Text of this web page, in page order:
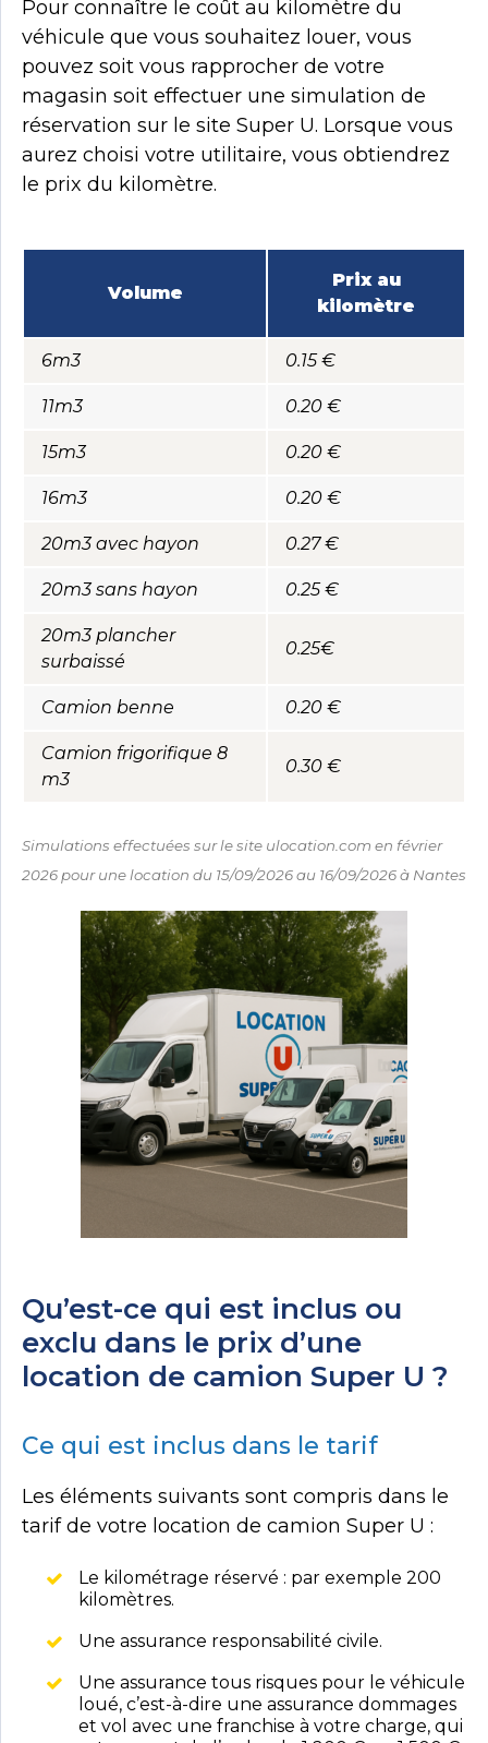
Pour connaître le coût au kilomètre du
véhicule que vous souhaitez louer, vous
pouvez soit vous rapprocher de votre
magasin soit effectuer une simulation de
réservation sur le site Super U. Lorsque vous
aurez choisi votre utilitaire, vous obtiendrez
le prix du kilomètre.
Volume
Prix au
kilomètre
6m3 0.15 €
11m3 0.20 €
15m3 0.20 €
16m3 0.20 €
20m3 avec hayon 0.27 €
20m3 sans hayon 0.25 €
20m3 plancher
surbaissé
0.25€
Camion benne 0.20 €
Camion frigorifique 8
m3
0.30 €
Simulations effectuées sur le site ulocation.com en février
2026 pour une location du 15/09/2026 au 16/09/2026 à Nantes
Qu’est-ce qui est inclus ou
exclu dans le prix d’une
location de camion Super U ?
Ce qui est inclus dans le tarif
Les éléments suivants sont compris dans le
tarif de votre location de camion Super U :
Le kilométrage réservé : par exemple 200
kilomètres.
Une assurance responsabilité civile.
Une assurance tous risques pour le véhicule
loué, c’est-à-dire une assurance dommages
et vol avec une franchise à votre charge, qui